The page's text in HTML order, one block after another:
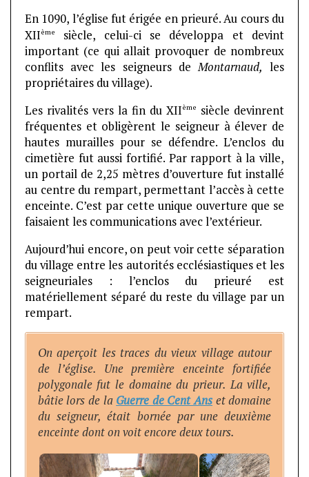
En 1090, l’église fut érigée en prieuré. Au cours du
XIIème
siècle, celui-ci se développa et devint
important (ce qui allait provoquer de nombreux
conflits avec les seigneurs deMontarnaud, les
propriétaires du village).
Les rivalités vers la fin du XIIème siècle devinrent
fréquentes et obligèrent le seigneur à élever de
hautes murailles pour se défendre. L’enclos du
cimetière fut aussi fortifié. Par rapport à la ville,
un portail de 2,25 mètres d’ouverture fut installé
au centre du rempart, permettant l’accès à cette
enceinte. C’est par cette unique ouverture que se
faisaient les communications avec l’extérieur.
Aujourd’hui encore, on peut voir cette séparation
du village entre les autorités ecclésiastiques et les
seigneuriales : l’enclos du prieuré est
matériellement séparé du reste du village par un
rempart.
On aperçoit les traces du vieux village autour
de l’église. Une première enceinte fortifiée
polygonale fut le domaine du prieur. La ville,
bâtie lors de la Guerre de Cent Ans et domaine
du seigneur, était bornée par une deuxième
enceinte dont on voit encore deux tours.